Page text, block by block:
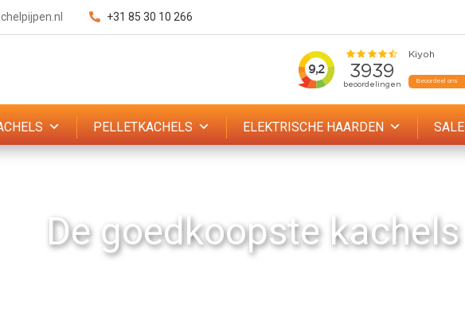
+31 85 30 10 266
PELLETKACHELS ELEKTRISCHE HAARDEN SALE
De goedkoopste kachels